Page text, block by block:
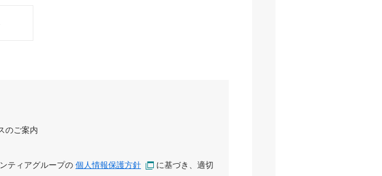
のご案内
ティアグループの 個人情報保護方針
に基づき、適切